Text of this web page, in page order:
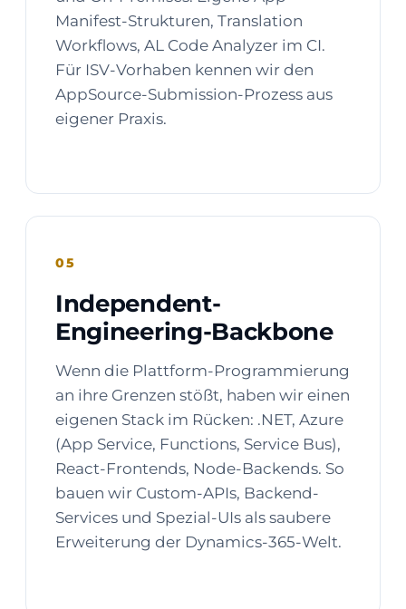
Manifest-Strukturen, Translation
Workflows, AL Code Analyzer im CI.
Für ISV-Vorhaben kennen wir den
AppSource-Submission-Prozess aus
eigener Praxis.
05
Independent-
Engineering-Backbone
Wenn die Plattform-Programmierung
an ihre Grenzen stößt, haben wir einen
eigenen Stack im Rücken: .NET, Azure
(App Service, Functions, Service Bus),
React-Frontends, Node-Backends. So
bauen wir Custom-APIs, Backend-
Services und Spezial-UIs als saubere
Erweiterung der Dynamics-365-Welt.